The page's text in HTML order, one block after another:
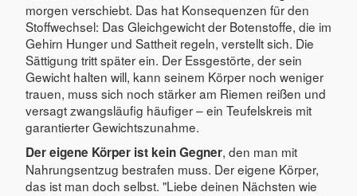
morgen verschiebt. Das hat Konsequenzen für den
Stoffwechsel: Das Gleichgewicht der Botenstoffe, die im
Gehirn Hunger und Sattheit regeln, verstellt sich. Die
Sättigung tritt später ein. Der Essgestörte, der sein
Gewicht halten will, kann seinem Körper noch weniger
trauen, muss sich noch stärker am Riemen reißen und
versagt zwangsläufig häufiger – ein Teufelskreis mit
garantierter Gewichtszunahme.
Der eigene Körper ist kein Gegner, den man mit
Nahrungsentzug bestrafen muss. Der eigene Körper,
das ist man doch selbst. "Liebe deinen Nächsten wie